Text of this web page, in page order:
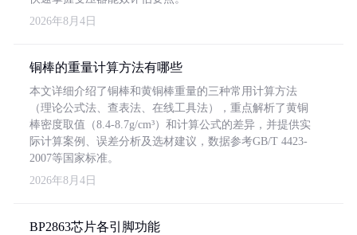
2026年8月4日
铜棒的重量计算方法有哪些
本文详细介绍了铜棒和黄铜棒重量的三种常用计算方法
（理论公式法、查表法、在线工具法），重点解析了黄铜
棒密度取值（8.4-8.7g/cm³）和计算公式的差异，并提供实
际计算案例、误差分析及选材建议，数据参考GB/T 4423-
2007等国家标准。
2026年8月4日
BP2863芯片各引脚功能